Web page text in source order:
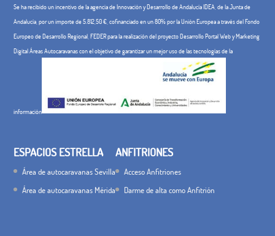
Se ha recibido un incentivo de la agencia de Innovación y Desarrollo de Andalucía IDEA, de la Junta de
Andalucía, por un importe de 5.812,50 €, cofinanciado en un 80% por la Unión Europea a través del Fondo
Europeo de Desarrollo Regional, FEDER para la realización del proyecto Desarrollo Portal Web y Marketing
Digital Áreas Autocaravanas con el objetivo de garantizar un mejor uso de las tecnologías de la
información
ESPACIOS ESTRELLA
Área de autocaravanas Sevilla
Área de autocaravanas Mérida
ANFITRIONES
Acceso Anfitriones
Darme de alta como Anfitrión